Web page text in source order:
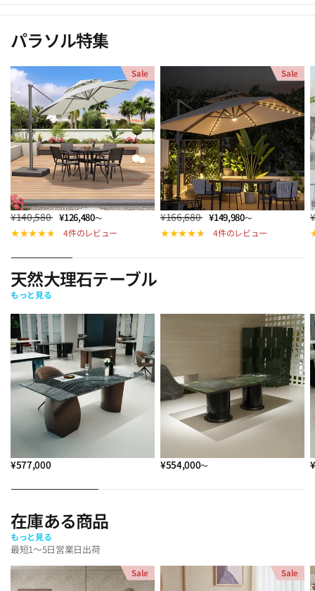
パラソル特集
Sale
¥140,580 ¥126,480～
4件のレビュー
Sale
¥166,680 ¥149,980～
4件のレビュー
天然大理石テーブル
もっと見る
¥577,000 ¥554,000～
在庫ある商品
もっと見る
最短1～5日営業日出荷
Sale Sale